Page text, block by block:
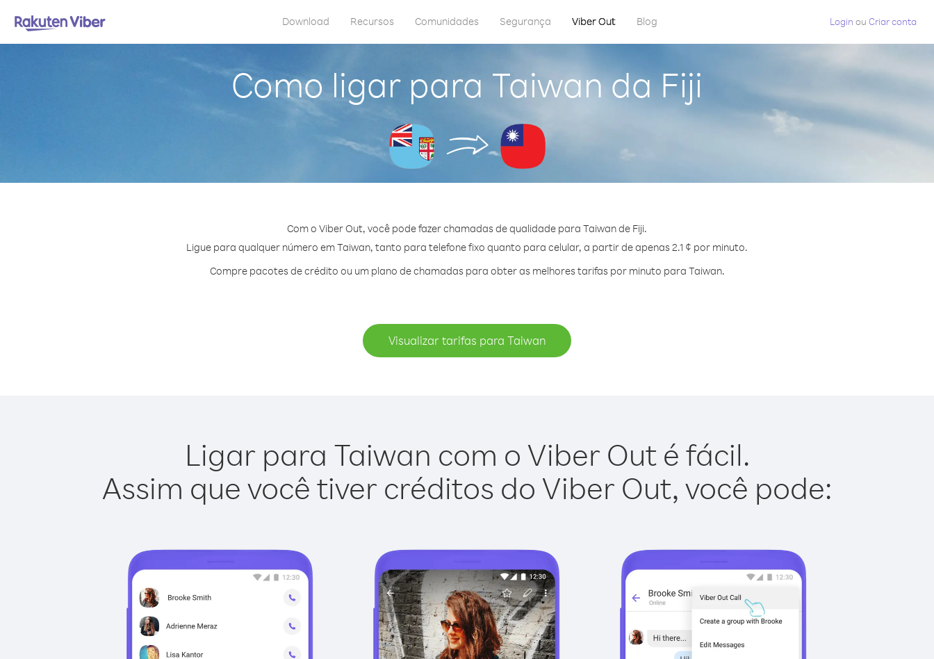
Download Recursos Comunidades Segurança Viber Out Blog Login ou Criar conta
Como ligar para Taiwan da Fiji
Com o Viber Out, você pode fazer chamadas de qualidade para Taiwan de Fiji.
Ligue para qualquer número em Taiwan, tanto para telefone fixo quanto para celular, a partir de apenas 2.1 ¢ por minuto.
Compre pacotes de crédito ou um plano de chamadas para obter as melhores tarifas por minuto para Taiwan.
Visualizar tarifas para Taiwan
Ligar para Taiwan com o Viber Out é fácil.
Assim que você tiver créditos do Viber Out, você pode: